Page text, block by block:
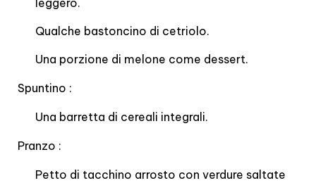
leggero.
Qualche bastoncino di cetriolo.
Una porzione di melone come dessert.
Spuntino :
Una barretta di cereali integrali.
Pranzo :
Petto di tacchino arrosto con verdure saltate